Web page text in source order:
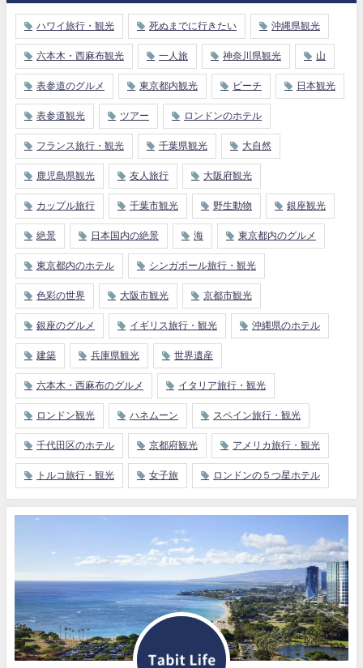
ハワイ旅行・観光 死ぬまでに行きたい 沖縄県観光
六本木・西麻布観光 一人旅 神奈川県観光 山
表参道のグルメ 東京都内観光 ビーチ 日本観光
表参道観光 ツアー ロンドンのホテル
フランス旅行・観光 千葉県観光 大自然
鹿児島県観光 友人旅行 大阪府観光
カップル旅行 千葉市観光 野生動物 銀座観光
絶景 日本国内の絶景 海 東京都内のグルメ
東京都内のホテル シンガポール旅行・観光
色彩の世界 大阪市観光 京都市観光
銀座のグルメ イギリス旅行・観光 沖縄県のホテル
建築 兵庫県観光 世界遺産
六本木・西麻布のグルメ イタリア旅行・観光
ロンドン観光 ハネムーン スペイン旅行・観光
千代田区のホテル 京都府観光 アメリカ旅行・観光
トルコ旅行・観光 女子旅 ロンドンの５つ星ホテル